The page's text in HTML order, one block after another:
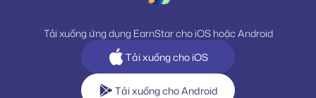
Tải xuống ứng dụng EarnStar cho iOS hoặc Android
Tải xuống cho iOS
Tải xuống cho Android